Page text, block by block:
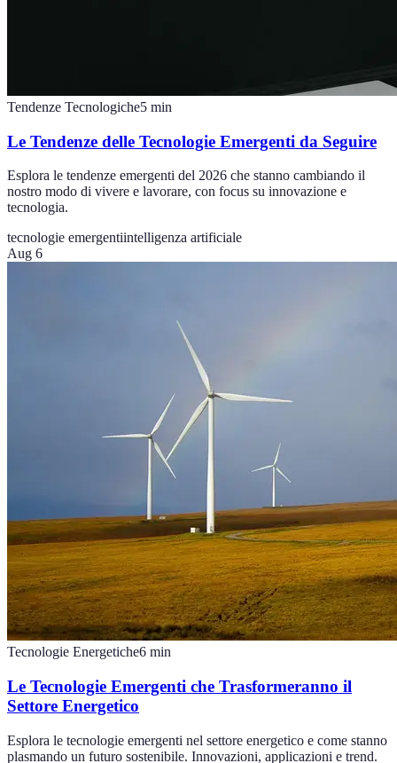
Tendenze Tecnologiche5 min
Le Tendenze delle Tecnologie Emergenti da Seguire
Esplora le tendenze emergenti del 2026 che stanno cambiando il
nostro modo di vivere e lavorare, con focus su innovazione e
tecnologia.
tecnologie emergentiintelligenza artificiale
Aug 6
Tecnologie Energetiche6 min
Le Tecnologie Emergenti che Trasformeranno il
Settore Energetico
Esplora le tecnologie emergenti nel settore energetico e come stanno
plasmando un futuro sostenibile. Innovazioni, applicazioni e trend.